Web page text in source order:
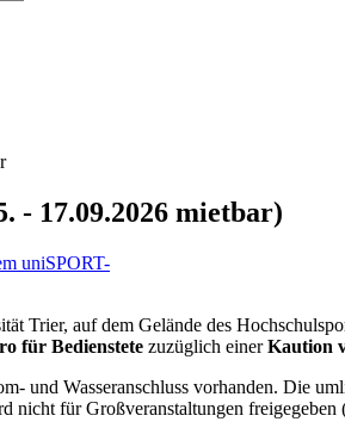
- 17.09.2026 mietbar)
Trier, auf dem Gelände des
für Bedienstete zuzüglich einerKaution
und Wasseranschluss vorhanden. Die
nicht für Großveranstaltungen freigegeben